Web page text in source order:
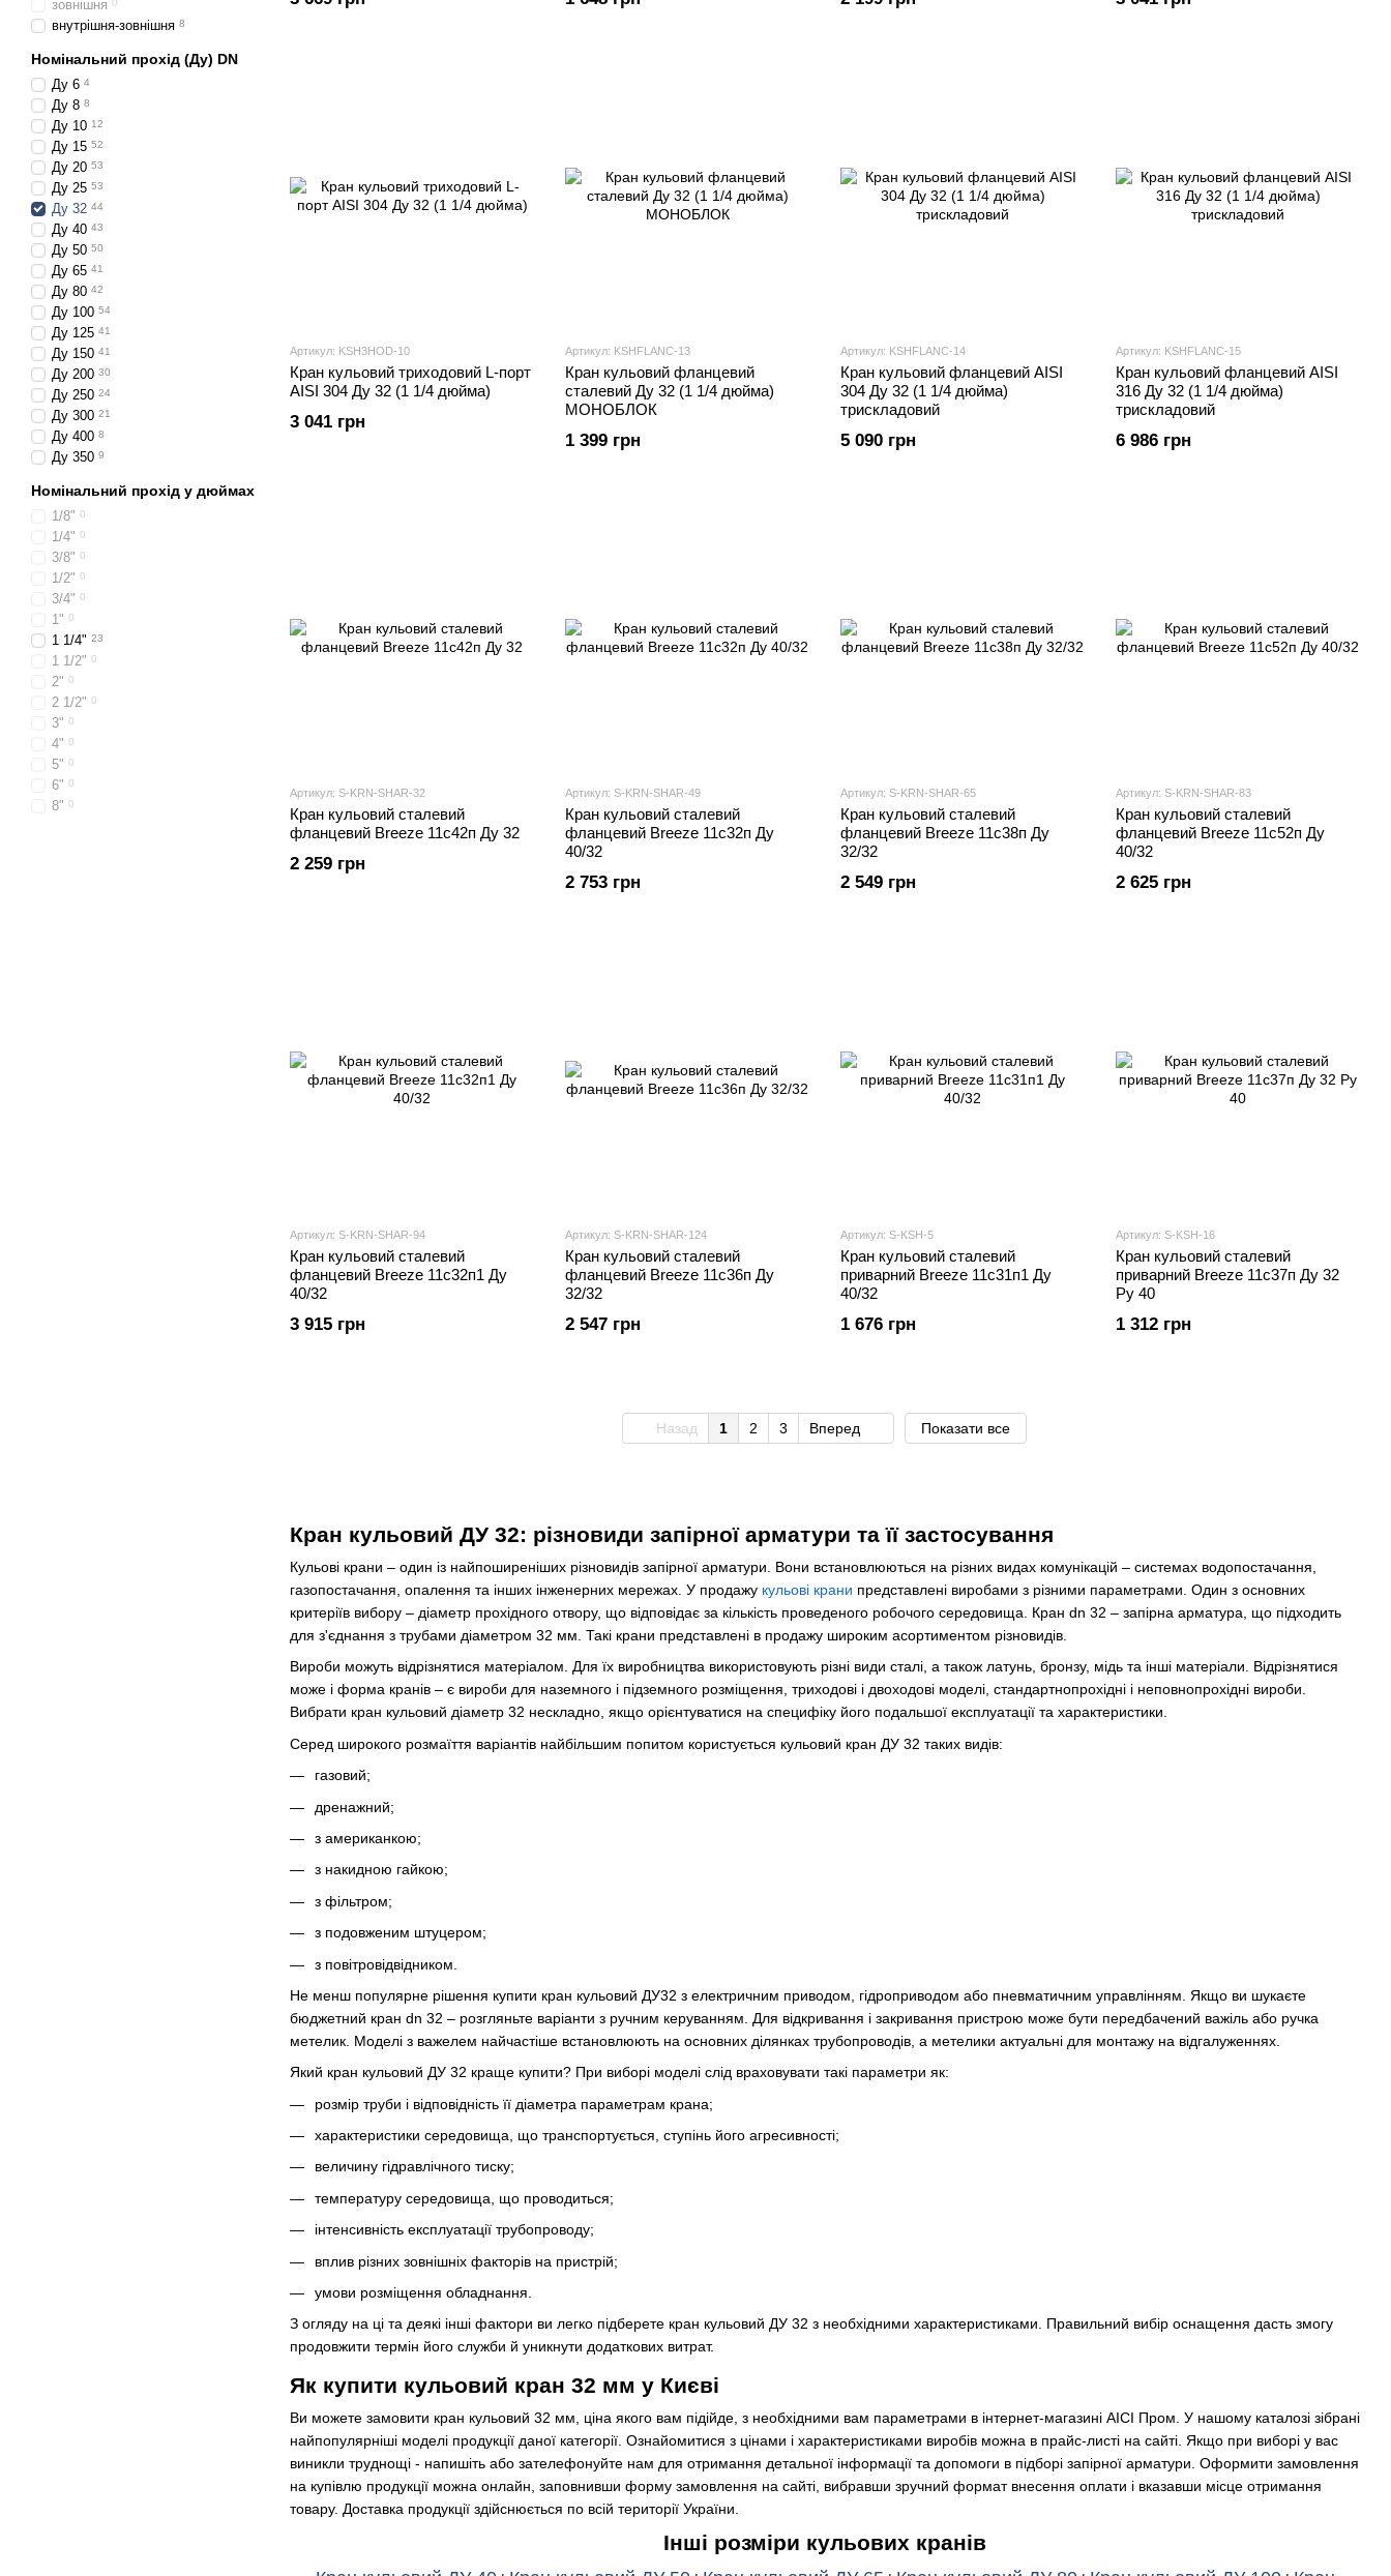
Кран кульовий ДУ 32: різновиди запірної арматури та її застосування
Кульові крани – один із найпоширеніших різновидів запірної арматури. Вони встановлюються на різних видах комунікацій – системах водопостачання,
газопостачання, опалення та інших інженерних мережах. У продажу кульові крани представлені виробами з різними параметрами. Один з основних
критеріїв вибору – діаметр прохідного отвору, що відповідає за кількість проведеного робочого середовища. Кран dn 32 – запірна арматура, що підходить
для з'єднання з трубами діаметром 32 мм. Такі крани представлені в продажу широким асортиментом різновидів.
Вироби можуть відрізнятися матеріалом. Для їх виробництва використовують різні види сталі, а також латунь, бронзу, мідь та інші матеріали. Відрізнятися
може і форма кранів – є вироби для наземного і підземного розміщення, триходові і двоходові моделі, стандартнопрохідні і неповнопрохідні вироби.
Вибрати кран кульовий діаметр 32 нескладно, якщо орієнтуватися на специфіку його подальшої експлуатації та характеристики.
Серед широкого розмаїття варіантів найбільшим попитом користується кульовий кран ДУ 32 таких видів:
газовий;
дренажний;
з американкою;
з накидною гайкою;
з фільтром;
з подовженим штуцером;
з повітровідвідником.
Не менш популярне рішення купити кран кульовий ДУ32 з електричним приводом, гідроприводом або пневматичним управлінням. Якщо ви шукаєте
бюджетний кран dn 32 – розгляньте варіанти з ручним керуванням. Для відкривання і закривання пристрою може бути передбачений важіль або ручка
метелик. Моделі з важелем найчастіше встановлюють на основних ділянках трубопроводів, а метелики актуальні для монтажу на відгалуженнях.
Який кран кульовий ДУ 32 краще купити? При виборі моделі слід враховувати такі параметри як:
розмір труби і відповідність її діаметра параметрам крана;
характеристики середовища, що транспортується, ступінь його агресивності;
величину гідравлічного тиску;
температуру середовища, що проводиться;
інтенсивність експлуатації трубопроводу;
вплив різних зовнішніх факторів на пристрій;
умови розміщення обладнання.
З огляду на ці та деякі інші фактори ви легко підберете кран кульовий ДУ 32 з необхідними характеристиками. Правильний вибір оснащення дасть змогу
продовжити термін його служби й уникнути додаткових витрат.
Як купити кульовий кран 32 мм у Києві
Ви можете замовити кран кульовий 32 мм, ціна якого вам підійде, з необхідними вам параметрами в інтернет-магазині АІСІ Пром. У нашому каталозі зібрані
найпопулярніші моделі продукції даної категорії. Ознайомитися з цінами і характеристиками виробів можна в прайс-листі на сайті. Якщо при виборі у вас
виникли труднощі - напишіть або зателефонуйте нам для отримання детальної інформації та допомоги в підборі запірної арматури. Оформити замовлення
на купівлю продукції можна онлайн, заповнивши форму замовлення на сайті, вибравши зручний формат внесення оплати і вказавши місце отримання
товару. Доставка продукції здійснюється по всій території України.
Інші розміри кульових кранів
Артикул: KSH3HOD-10
Кран кульовий триходовий L-порт
AISI 304 Ду 32 (1 1/4 дюйма)
3 041 грн
Артикул: KSHFLANC-13
Кран кульовий фланцевий
сталевий Ду 32 (1 1/4 дюйма)
МОНОБЛОК
1 399 грн
Артикул: KSHFLANC-14
Кран кульовий фланцевий AISI
304 Ду 32 (1 1/4 дюйма)
трискладовий
5 090 грн
Артикул: KSHFLANC-15
Кран кульовий фланцевий AISI
316 Ду 32 (1 1/4 дюйма)
трискладовий
6 986 грн
Артикул: S-KRN-SHAR-32
Кран кульовий сталевий
фланцевий Breeze 11с42п Ду 32
2 259 грн
Артикул: S-KRN-SHAR-49
Кран кульовий сталевий
фланцевий Breeze 11с32п Ду
40/32
2 753 грн
Артикул: S-KRN-SHAR-65
Кран кульовий сталевий
фланцевий Breeze 11с38п Ду
32/32
2 549 грн
Артикул: S-KRN-SHAR-83
Кран кульовий сталевий
фланцевий Breeze 11с52п Ду
40/32
2 625 грн
Артикул: S-KRN-SHAR-94
Кран кульовий сталевий
фланцевий Breeze 11с32п1 Ду
40/32
3 915 грн
Артикул: S-KRN-SHAR-124
Кран кульовий сталевий
фланцевий Breeze 11с36п Ду
32/32
2 547 грн
Артикул: S-KSH-5
Кран кульовий сталевий
приварний Breeze 11с31п1 Ду
40/32
1 676 грн
Артикул: S-KSH-16
Кран кульовий сталевий
приварний Breeze 11с37п Ду 32
Ру 40
1 312 грн
Назад 1 2 3 Вперед Показати все
зовнішня 0
внутрішня-зовнішня 8
Номінальний прохід (Ду) DN
Ду 6 4
Ду 8 8
Ду 10 12
Ду 15 52
Ду 20 53
Ду 25 53
Ду 32 44
Ду 40 43
Ду 50 50
Ду 65 41
Ду 80 42
Ду 100 54
Ду 125 41
Ду 150 41
Ду 200 30
Ду 250 24
Ду 300 21
Ду 400 8
Ду 350 9
Номінальний прохід у дюймах
1/8" 0
1/4" 0
3/8" 0
1/2" 0
3/4" 0
1" 0
1 1/4" 23
1 1/2" 0
2" 0
2 1/2" 0
3" 0
4" 0
5" 0
6" 0
8" 0